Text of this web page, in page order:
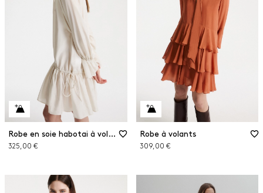
Robe en soie habotai à volants
325,00 €
Robe à volants
309,00 €